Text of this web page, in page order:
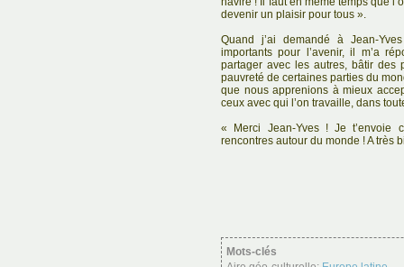
devenir un plaisir pour tous ».
Quand j’ai demandé à Jean-
importants pour l’avenir, il m’a
partager avec les autres, bâtir des
pauvreté de certaines parties du
que nous apprenions à mieux
ceux avec qui l’on travaille, dans
« Merci Jean-Yves ! Je t’envoie
rencontres autour du monde ! A très
Mots-clés